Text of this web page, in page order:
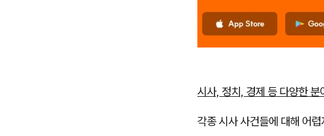
시사, 정치, 경제 등 다양한 분
각종 시사 사건들에 대해 어